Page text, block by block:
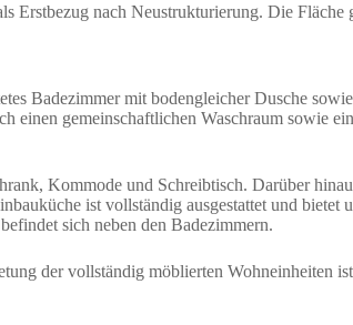
Erstbezug nach Neustrukturierung. Die
Badezimmer mit bodengleicher Dusche
einen gemeinschaftlichen Waschraum sowie
Kommode und Schreibtisch. Darüber
ist vollständig ausgestattet und bietet
sich neben den Badezimmern.
der vollständig möblierten Wohneinheiten